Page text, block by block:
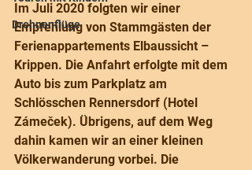
Drohnenflüge
Im Juli 2020 folgten wir einer
Empfehlung von Stammgästen der
Ferienappartements Elbaussicht –
Krippen. Die Anfahrt erfolgte mit dem
Auto bis zum Parkplatz am
Schlösschen Rennersdorf (Hotel
Zámeček). Übrigens, auf dem Weg
dahin kamen wir an einer kleinen
Völkerwanderung vorbei. Die